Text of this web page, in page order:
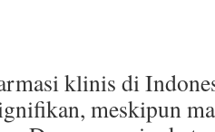
klinis di
meskipun